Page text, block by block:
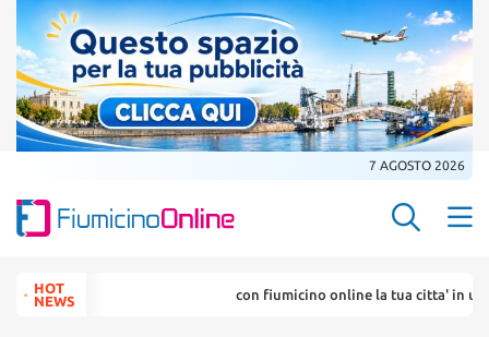
7 AGOSTO 2026
Search
for:HOT
NEWS
con fiumicino online la tua citta' in un ...